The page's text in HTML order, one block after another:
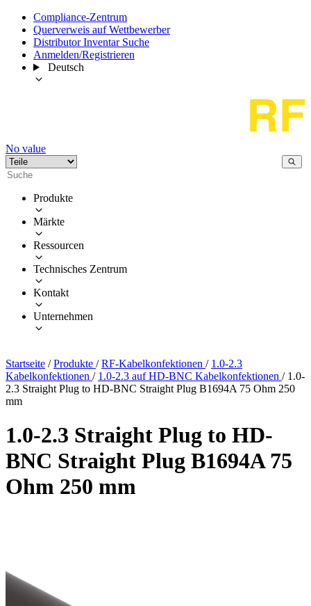
Compliance-Zentrum
Querverweis auf Wettbewerber
Distributor Inventar Suche
Anmelden/Registrieren
Deutsch
No value
Produkte
Märkte
Ressourcen
Technisches Zentrum
Kontakt
Unternehmen
Startseite / Produkte / RF-Kabelkonfektionen / 1.0-2.3
Kabelkonfektionen / 1.0-2.3 auf HD-BNC Kabelkonfektionen / 1.0-
2.3 Straight Plug to HD-BNC Straight Plug B1694A 75 Ohm 250
mm
1.0-2.3 Straight Plug to HD-
BNC Straight Plug B1694A 75
Ohm 250 mm